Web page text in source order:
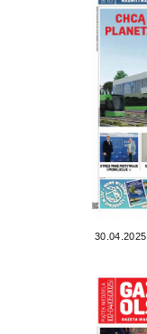
30.04.2025